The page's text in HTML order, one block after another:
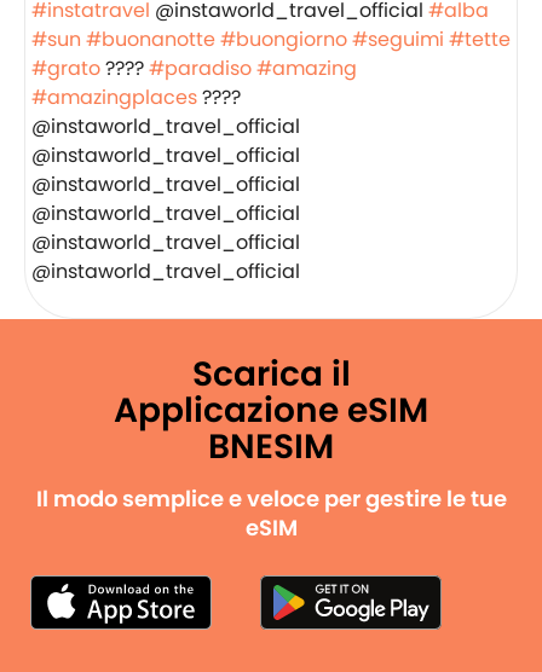
#instatravel @instaworld_travel_official #alba
#sun #buonanotte#buongiorno#seguimi #tette
#grato????#paradiso#amazing
#amazingplaces????
@instaworld_travel_official
@instaworld_travel_official
@instaworld_travel_official
@instaworld_travel_official
@instaworld_travel_official
@instaworld_travel_official
Scarica il
Applicazione eSIM
BNESIM
Il modo semplice e veloce per gestire le tue
eSIM